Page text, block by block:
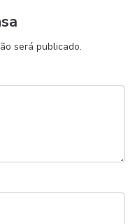
será publicado.